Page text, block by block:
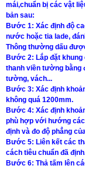
mái,chuẩn bị các vật
bản sau:
Bước 1: Xác định độ
nước hoặc tia lade,
Thông thường dấu
Bước 2: Lắp đặt
thanh viền tường bằng
tường, vách...
Bước 3: Xác định
không quá 1200mm.
Bước 4: Xác định
phù hợp với hướng
định và đo độ phẳng
Bước 5: Liên kết các
cách tiêu chuẩn đã
Bước 6: Thả tấm lên